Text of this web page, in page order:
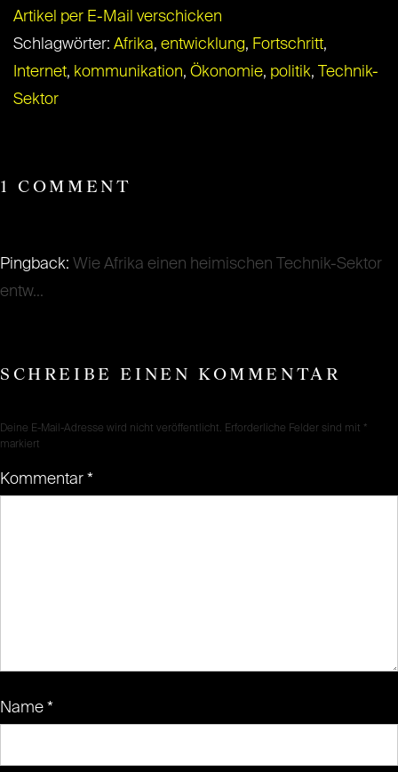
Artikel per E-Mail verschicken
Schlagwörter: Afrika, entwicklung, Fortschritt,
Internet, kommunikation, Ökonomie, politik, Technik-
Sektor
1 COMMENT
Pingback: Wie Afrika einen heimischen Technik-Sektor
entw...
SCHREIBE EINEN KOMMENTAR
Deine E-Mail-Adresse wird nicht veröffentlicht. Erforderliche Felder sind mit *
markiert
Kommentar *
Name *